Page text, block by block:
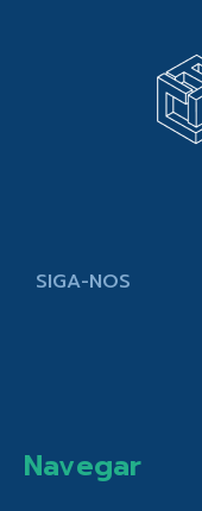
SIGA-NOS
Navegar